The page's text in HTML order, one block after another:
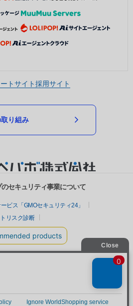
トサイト採用サイト
り組み
セキュリティ事業について
ビス「GMOセキュリティ24」
リスク診断
キュリティ byイエラエ）